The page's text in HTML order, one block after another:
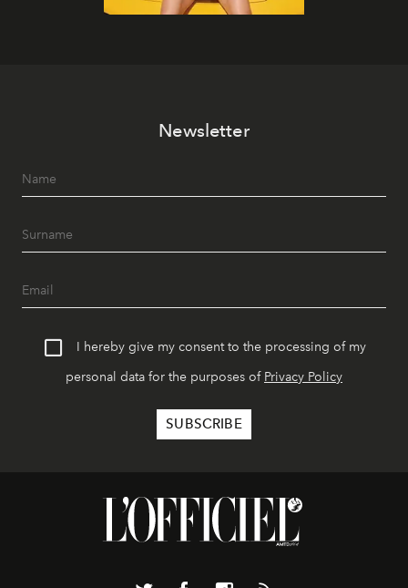
Newsletter
I hereby give my consent to the processing of my
personal data for the purposes of Privacy Policy